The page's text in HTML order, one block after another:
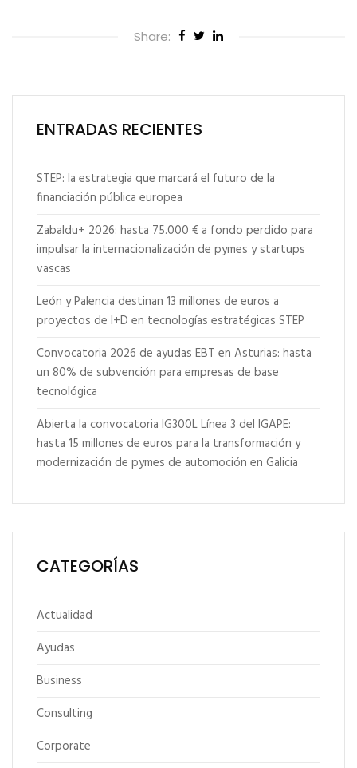
Share:
ENTRADAS RECIENTES
STEP: la estrategia que marcará el futuro de la
financiación pública europea
Zabaldu+ 2026: hasta 75.000 € a fondo perdido para
impulsar la internacionalización de pymes y startups
vascas
León y Palencia destinan 13 millones de euros a
proyectos de I+D en tecnologías estratégicas STEP
Convocatoria 2026 de ayudas EBT en Asturias: hasta
un 80% de subvención para empresas de base
tecnológica
Abierta la convocatoria IG300L Línea 3 del IGAPE:
hasta 15 millones de euros para la transformación y
modernización de pymes de automoción en Galicia
CATEGORÍAS
Actualidad
Ayudas
Business
Consulting
Corporate